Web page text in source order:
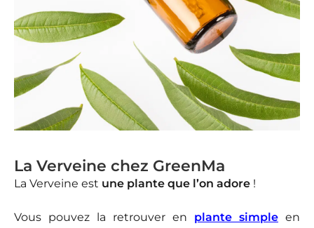
La Verveine chez GreenMa
La Verveine est une plante que l’on adore !
Vous pouvez la retrouver en plante simple en